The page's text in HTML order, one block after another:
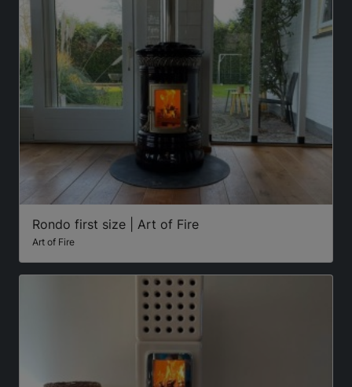
Rondo first size | Art of Fire
Art of Fire